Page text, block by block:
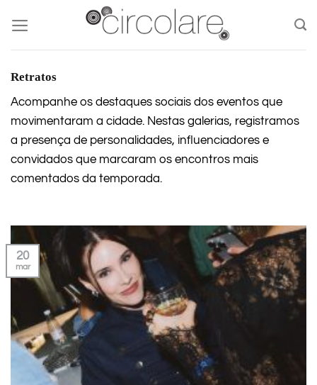
content
Retratos
Acompanhe os destaques sociais dos eventos que
movimentaram a cidade. Nestas galerias, registramos
a presença de personalidades, influenciadores e
convidados que marcaram os encontros mais
comentados da temporada.
20
mar